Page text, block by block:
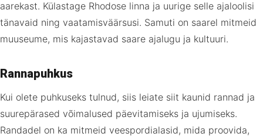
aarekast. Külastage Rhodose linna ja uurige selle ajaloolisi
tänavaid ning vaatamisväärsusi. Samuti on saarel mitmeid
muuseume, mis kajastavad saare ajalugu ja kultuuri.
Rannapuhkus
Kui olete puhkuseks tulnud, siis leiate siit kaunid rannad ja
suurepärased võimalused päevitamiseks ja ujumiseks.
Randadel on ka mitmeid veespordialasid, mida proovida,